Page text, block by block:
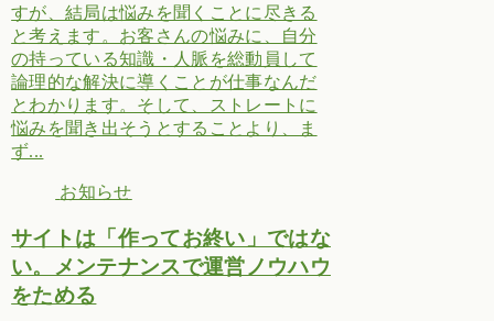
すが、結局は悩みを聞くことに尽きる
と考えます。お客さんの悩みに、自分
の持っている知識・人脈を総動員して
論理的な解決に導くことが仕事なんだ
とわかります。そして、ストレートに
悩みを聞き出そうとすることより、ま
ず...
お知らせ
サイトは「作ってお終い」ではな
い。メンテナンスで運営ノウハウ
をためる